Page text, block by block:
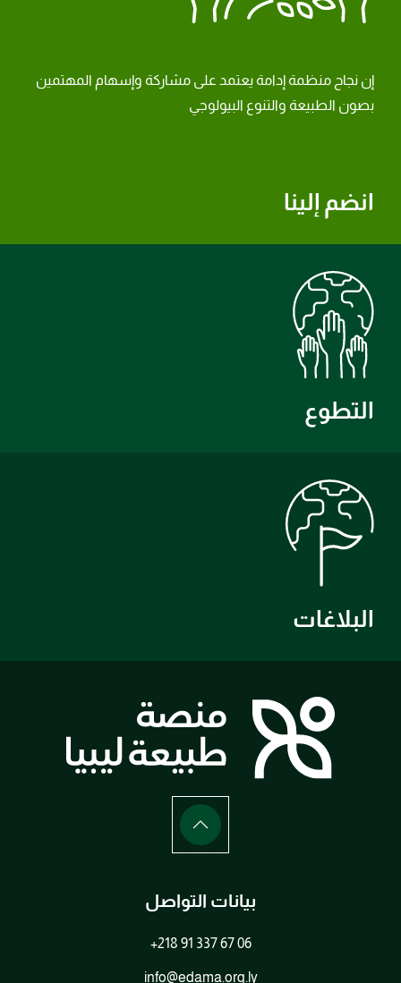
انضم إلينا
إن نجاح منظمة إدامة يعتمد على مشاركة وإسهام المهتمين
بصون الطبيعة والتنوع البيولوجي
التطوع
البلاغات
بيانات التواصل
+218 91 337 67 06
info@edama.org.ly